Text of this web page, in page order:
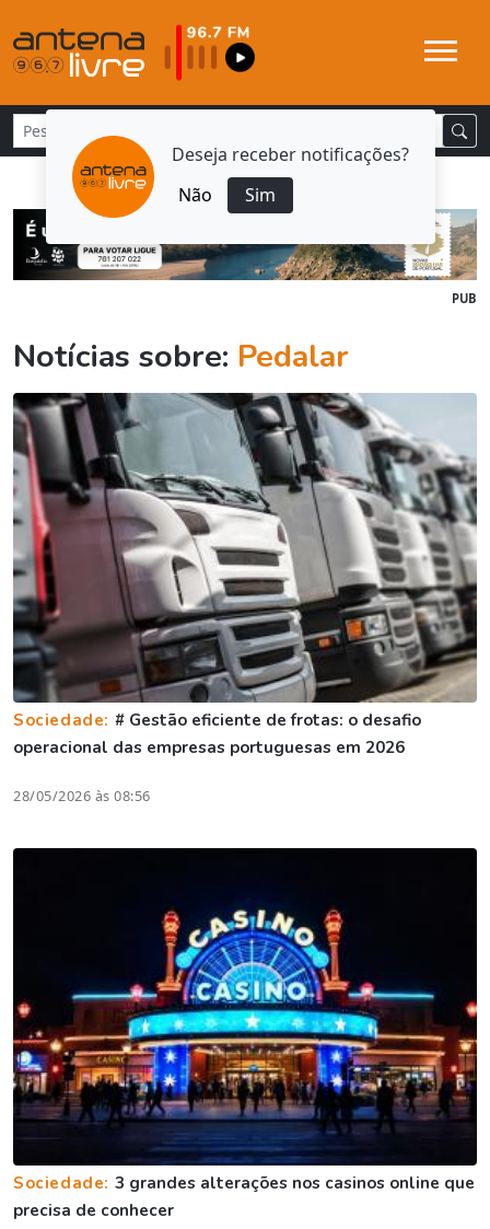
Deseja receber notificações?
Não
Sim
PUB
Notícias sobre: Pedalar
Sociedade: # Gestão eficiente de frotas: o desafio
operacional das empresas portuguesas em 2026
28/05/2026 às 08:56
Sociedade: 3 grandes alterações nos casinos online que
precisa de conhecer